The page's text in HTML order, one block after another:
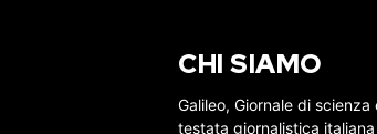
CHI SIAMO
Galileo, Giornale di
testata giornalistica